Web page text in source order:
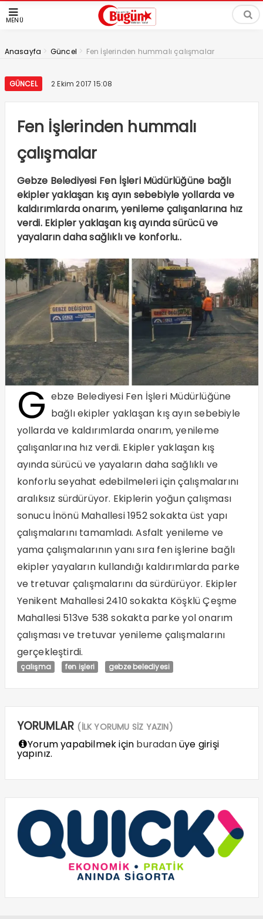
MENÜ
Anasayfa > Güncel > Fen İşlerinden hummalı çalışmalar
GÜNCEL 2 Ekim 2017 15:08
Fen İşlerinden hummalı
çalışmalar
Gebze Belediyesi Fen İşleri Müdürlüğüne bağlı
ekipler yaklaşan kış ayın sebebiyle yollarda ve
kaldırımlarda onarım, yenileme çalışanlarına hız
verdi. Ekipler yaklaşan kış ayında sürücü ve
yayaların daha sağlıklı ve konforlu..
G ebze Belediyesi Fen İşleri Müdürlüğüne
bağlı ekipler yaklaşan kış ayın sebebiyle
yollarda ve kaldırımlarda onarım, yenileme
çalışanlarına hız verdi. Ekipler yaklaşan kış
ayında sürücü ve yayaların daha sağlıklı ve
konforlu seyahat edebilmeleri için çalışmalarını
aralıksız sürdürüyor. Ekiplerin yoğun çalışması
sonucu İnönü Mahallesi 1952 sokakta üst yapı
çalışmalarını tamamladı. Asfalt yenileme ve
yama çalışmalarının yanı sıra fen işlerine bağlı
ekipler yayaların kullandığı kaldırımlarda parke
ve tretuvar çalışmalarını da sürdürüyor. Ekipler
Yenikent Mahallesi 2410 sokakta Köşklü Çeşme
Mahallesi 513ve 538 sokakta parke yol onarım
çalışması ve tretuvar yenileme çalışmalarını
gerçekleştirdi.
çalışma fen işleri gebze belediyesi
YORUMLAR (İLK YORUMU SİZ YAZIN)
Yorum yapabilmek için buradanüye girişi
yapınız.